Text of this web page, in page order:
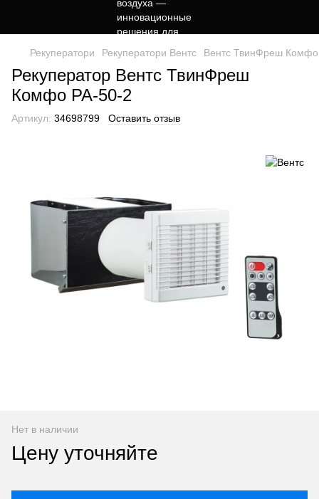
Рекуператори Рекуператори Вентс Вентс ТвинФреш
Рекуператор Вентс ТвинФреш
Комфо РА-50-2
Артикул: 34698799 Оставить отзыв
Нет в наличии
Цену уточняйте